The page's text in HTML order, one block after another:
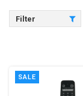
Filter
SALE